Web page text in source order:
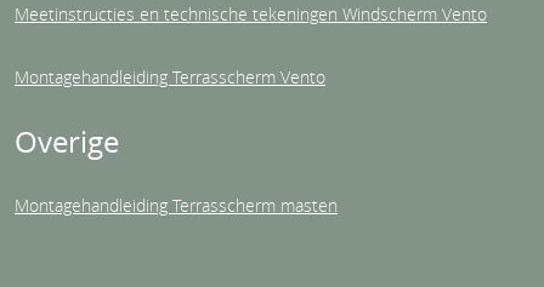
Meetinstructies en technische tekeningen Windscherm Vento
Montagehandleiding Terrasscherm Vento
Overige
Montagehandleiding Terrasscherm masten